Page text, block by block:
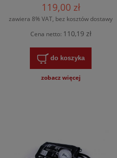
119,00 zł
zawiera 8% VAT, bez kosztów dostawy
Cena netto: 110,19 zł
do koszyka
zobacz więcej